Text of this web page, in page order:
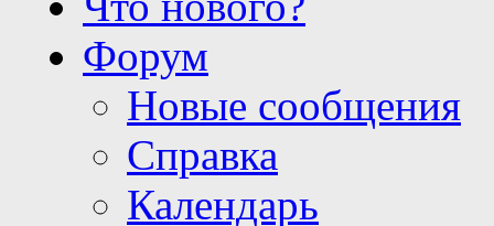
Форум
Новые сообщения
Справка
Календарь